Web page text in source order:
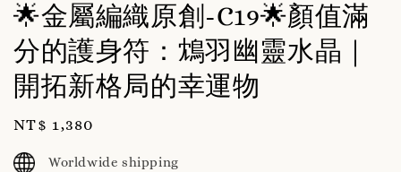
🌟金屬編織原創-C19🌟顏值滿
分的護身符：鴆羽幽靈水晶｜
開拓新格局的幸運物
Regular
price
NT$ 1,380
Worldwide shipping